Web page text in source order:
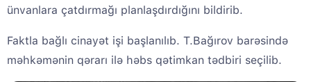
ünvanlara çatdırmağı planlaşdırdığını bildirib.
Faktla bağlı cinayət işi başlanılıb. T.Bağırov barəsində
məhkəmənin qərarı ilə həbs qətimkan tədbiri seçilib.